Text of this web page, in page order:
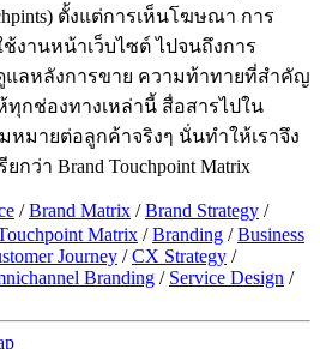
ตั้งแต่การเห็นโฆษณา การ
งานหน้าเว็บไซต์ ไปจนถึงการ
แลหลังการขาย ความท้าทายที่สำคัญ
ทุกช่องทางเหล่านี้ สื่อสารไปใน
หมายต่อลูกค้าจริงๆ นั่นทำให้เราจึง
กว่า Brand Touchpoint Matrix
/Brand Matrix /Brand Strategy /
Matrix /Branding /Business
Journey /CX Strategy /
Branding / Service Design /